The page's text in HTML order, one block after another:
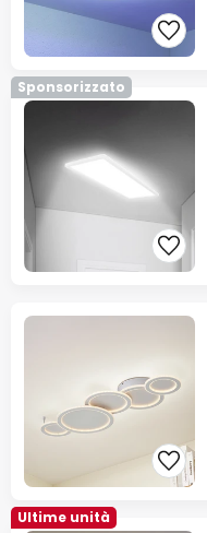
Sponsorizzato
Ultime unità